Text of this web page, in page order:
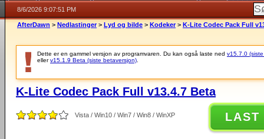
8/6/2026 9:07:51 PM
AfterDawn > Nedlastinger > Lyd og bilde > Kodeker > K-Lite Codec Pack Full
Dette er en gammel versjon av programvaren. Du kan også laste ned v15.7.0
ellerv15.1.9 Beta (siste betaversjon)
K-Lite Codec Pack Full v13.4.7 Beta
Vista / Win10 / Win7 / Win8 / WinXP LAST